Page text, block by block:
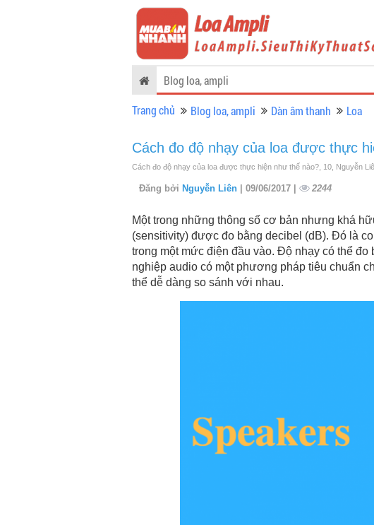
Blog loa, ampli
Trang chủ
Blog loa, ampli Dàn âm thanh Loa
Cách đo độ nhạy của loa được thực
Cách đo độ nhạy của loa được thực hiện như thế nào?, 10, Nguyễn
Đăng bởi Nguyễn Liên | 09/06/2017 | 2244
Một trong những thông số cơ bản nhưng khá
(sensitivity) được đo bằng decibel (dB). Đó là
trong một mức điện đầu vào. Độ nhạy có thể
nghiệp audio có một phương pháp tiêu chuẩn
thể dễ dàng so sánh với nhau.